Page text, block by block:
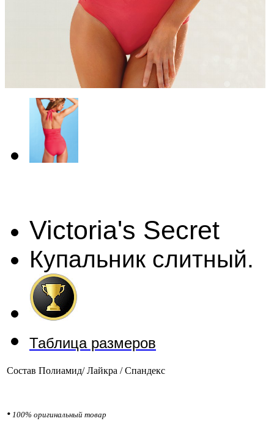
Victoria's Secret
Купальник слитный.
Таблица размеров
Состав Полиамид/ Лайкра / Спандекс
• 100% оригинальный товар